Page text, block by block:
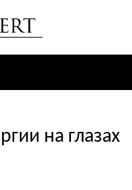
на глазах